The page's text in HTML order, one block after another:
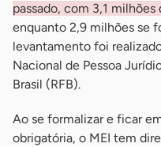
passado, com 3,1
enquanto 2,9 milhões se
levantamento foi
Nacional de Pessoa
Brasil (RFB).
Ao se formalizar e ficar
obrigatória, o MEI tem